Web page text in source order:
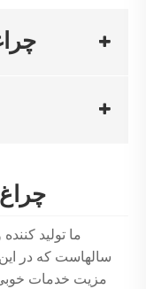
ما تولید
سالهاست که در
مزیت خدمات خوبی